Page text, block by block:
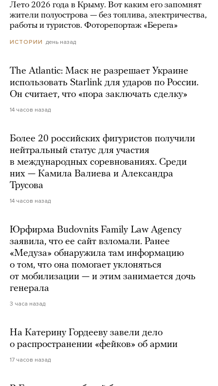
Лето 2026 года в Крыму. Вот каким его запомнят
жители полуострова — без топлива, электричества,
работы и туристов. Фоторепортаж «Берега»
ИСТОРИИ день назад
The Atlantic: Маск не разрешает Украине
использовать Starlink для ударов по России.
Он считает, что «пора заключать сделку»
14 часов назад
Более 20 российских фигуристов получили
нейтральный статус для участия
в международных соревнованиях. Среди
них — Камила Валиева и Александра
Трусова
14 часов назад
Юрфирма Budovnits Family Law Agency
заявила, что ее сайт взломали. Ранее
«Медуза» обнаружила там информацию
о том, что она помогает уклоняться
от мобилизации — и этим занимается дочь
генерала
3 часа назад
На Катерину Гордееву завели дело
о распространении «фейков» об армии
17 часов назад